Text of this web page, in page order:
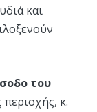
και
του
κ.